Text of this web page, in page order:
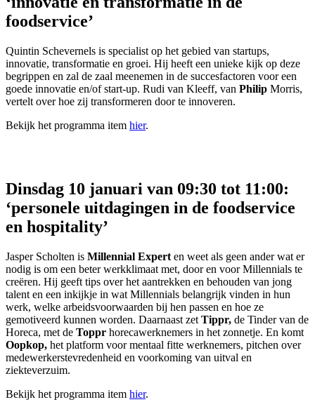
foodservice’
Quintin Schevernels is specialist op het gebied van startups,
innovatie, transformatie en groei. Hij heeft een unieke kijk op deze
begrippen en zal de zaal meenemen in de succesfactoren voor een
goede innovatie en/of start-up. Rudi van Kleeff, van Philip Morris,
vertelt over hoe zij transformeren door te innoveren.
Bekijk het programma item hier.
Dinsdag 10 januari van 09:30 tot 11:00:
‘personele uitdagingen in de foodservice
en hospitality’
Jasper Scholten is Millennial Expert en weet als geen ander wat er
nodig is om een beter werkklimaat met, door en voor Millennials te
creëren. Hij geeft tips over het aantrekken en behouden van jong
talent en een inkijkje in wat Millennials belangrijk vinden in hun
werk, welke arbeidsvoorwaarden bij hen passen en hoe ze
gemotiveerd kunnen worden. Daarnaast zet Tippr, de Tinder van de
Horeca, met de Toppr horecawerknemers in het zonnetje. En komt
Oopkop, het platform voor mentaal fitte werknemers, pitchen over
medewerkerstevredenheid en voorkoming van uitval en
ziekteverzuim.
Bekijk het programma item hier.